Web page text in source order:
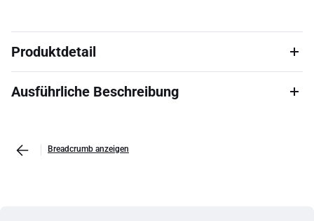
Produktdetail
Ausführliche Beschreibung
Breadcrumb anzeigen